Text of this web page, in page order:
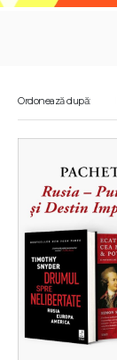
Ordonează după: